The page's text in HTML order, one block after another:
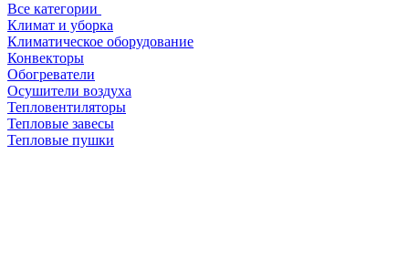
Все категории
Климат и уборка
Климатическое оборудование
Конвекторы
Обогреватели
Осушители воздуха
Тепловентиляторы
Тепловые завесы
Тепловые пушки